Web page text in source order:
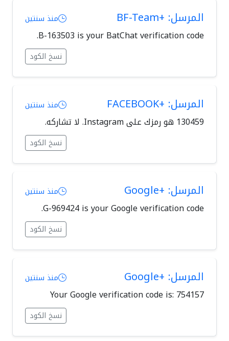
المرسل: +BF-Team منذ سنتين
B-163503 is your BatChat verification code.
نسخ الكود
المرسل: +FACEBOOK منذ سنتين
نسخ الكود
المرسل: +Google منذ سنتين
G-969424 is your Google verification code.
نسخ الكود
المرسل: +Google منذ سنتين
Your Google verification code is: 754157
نسخ الكود